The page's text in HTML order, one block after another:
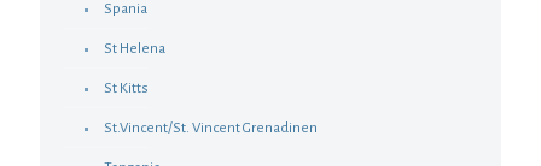
Spania
St Helena
St Kitts
St.Vincent/St. Vincent Grenadinen